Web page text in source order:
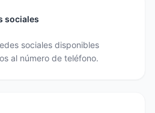
sociales
sociales disponibles
al número de teléfono.